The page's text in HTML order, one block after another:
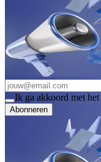
Ik ga akkoord met
Abonneren